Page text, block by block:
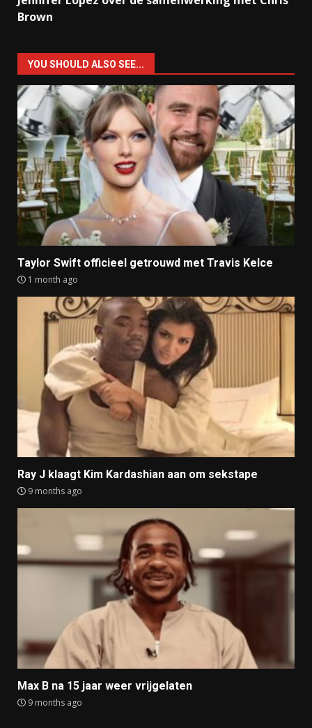
Brown
YOU SHOULD ALSO SEE...
Taylor Swift officieel getrouwd met Travis Kelce
1 month ago
Ray J klaagt Kim Kardashian aan om sekstape
9 months ago
Max B na 15 jaar weer vrijgelaten
9 months ago